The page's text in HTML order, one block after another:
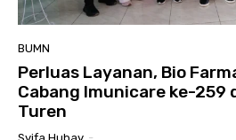
BUMN
Perluas Layanan, Bio
Cabang Imunicare ke-259
Turen